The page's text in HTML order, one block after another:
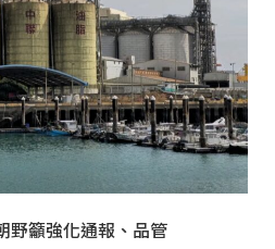
野籲強化通報、品管